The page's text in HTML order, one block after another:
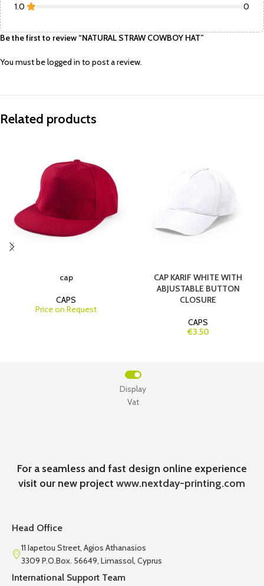
1.0 0
Be the first to review “NATURAL STRAW COWBOY HAT”
You must belogged in to post a review.
Related products
cap
CAPS
Price on Request
CAP KARIF WHITE WITH
ABJUSTABLE BUTTON
CLOSURE
CAPS
€3.50
Vat
Display
For a seamless and fast design online experience
visit our new projectwww.nextday-printing.com
Head Office
11 Iapetou Street, Agios Athanasios
3309 P.O.Box. 56649, Limassol, Cyprus
International Support Team